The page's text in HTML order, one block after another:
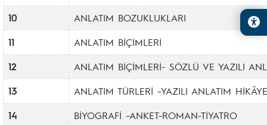
10
ANLATIM BOZUKLUKLARI
11
ANLATIM BİÇİMLERİ
12
ANLATIM BİÇİMLERİ- SÖZLÜ VE YAZILI
13
ANLATIM TÜRLERİ –YAZILI ANLATIM
14
BİYOGRAFİ –ANKET-ROMAN-TİYATRO